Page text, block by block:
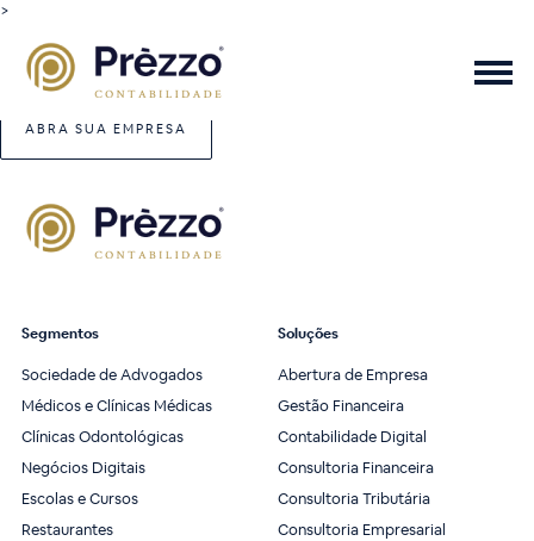
>
ABRA SUA EMPRESA
Segmentos
Sociedade de Advogados
Médicos e Clínicas Médicas
Clínicas Odontológicas
Negócios Digitais
Escolas e Cursos
Restaurantes
Soluções
Abertura de Empresa
Gestão Financeira
Contabilidade Digital
Consultoria Financeira
Consultoria Tributária
Consultoria Empresarial